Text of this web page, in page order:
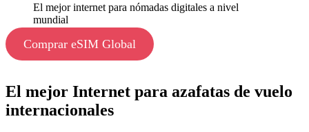
El mejor internet para nómadas digitales a nivel
mundial
Comprar eSIM Global
El mejor Internet para azafatas de vuelo
internacionales